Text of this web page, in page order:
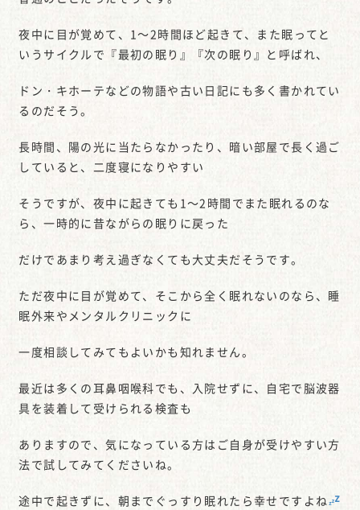
夜中に目が覚めて、1～2時間ほど起きて、また眠ってと
いうサイクルで『最初の眠り』『次の眠り』と呼ばれ、
ドン・キホーテなどの物語や古い日記にも多く書かれてい
るのだそう。
長時間、陽の光に当たらなかったり、暗い部屋で長く過ご
していると、二度寝になりやすい
そうですが、夜中に起きても1～2時間でまた眠れるのな
ら、一時的に昔ながらの眠りに戻った
だけであまり考え過ぎなくても大丈夫だそうです。
ただ夜中に目が覚めて、そこから全く眠れないのなら、睡
眠外来やメンタルクリニックに
一度相談してみてもよいかも知れません。
最近は多くの耳鼻咽喉科でも、入院せずに、自宅で脳波器
具を装着して受けられる検査も
ありますので、気になっている方はご自身が受けやすい方
法で試してみてくださいね。
途中で起きずに、朝までぐっすり眠れたら幸せですよね